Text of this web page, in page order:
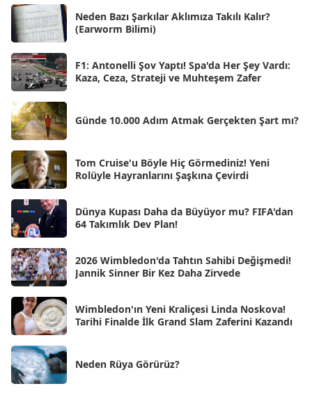
Haz 2025
May 2025 [54]
Nis 2025 [56]
Mar 2025
Şub 2025
Oca 2025
Ara 2024 [25]
Kas 2024
Eki 2024 [46]
Eyl 2024
Ağu 2024 [10]
Tem 2024
Haz 2024 [30]
Nis 2024 [59]
Neden Bazı Şarkılar Aklımıza Takılı Kalır?
(Earworm Bilimi)
F1: Antonelli Şov Yaptı! Spa'da Her Şey Vardı:
Kaza, Ceza, Strateji ve Muhteşem Zafer
Günde 10.000 Adım Atmak Gerçekten Şart mı?
Tom Cruise'u Böyle Hiç Görmediniz! Yeni
Rolüyle Hayranlarını Şaşkına Çevirdi
Dünya Kupası Daha da Büyüyor mu? FIFA'dan
64 Takımlık Dev Plan!
2026 Wimbledon'da Tahtın Sahibi Değişmedi!
Jannik Sinner Bir Kez Daha Zirvede
Wimbledon'ın Yeni Kraliçesi Linda Noskova!
Tarihi Finalde İlk Grand Slam Zaferini Kazandı
Neden Rüya Görürüz?